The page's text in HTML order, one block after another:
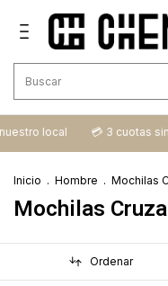
local 💳​ 3 cuotas
Inicio . Hombre . Mochilas
Mochilas
Ordenar